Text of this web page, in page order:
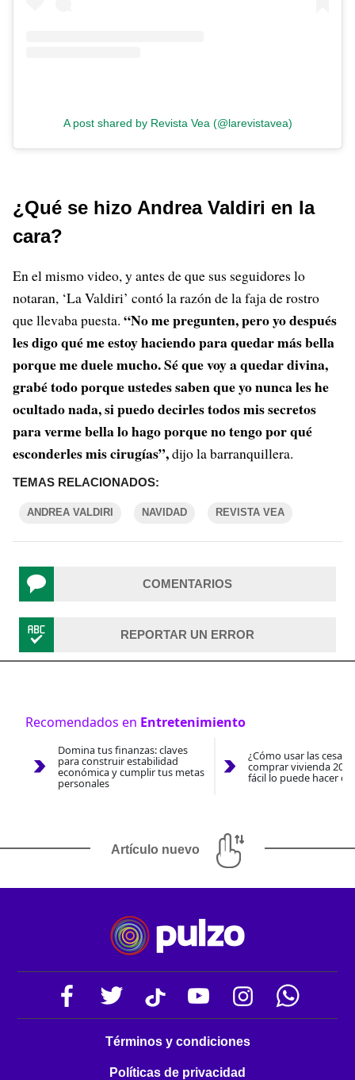
A post shared by Revista Vea (@larevistavea)
¿Qué se hizo Andrea Valdiri en la
cara?
En el mismo video, y antes de que sus seguidores lo
notaran, ‘La Valdiri’ contó la razón de la faja de rostro
que llevaba puesta. “No me pregunten, pero yo después
les digo qué me estoy haciendo para quedar más bella
porque me duele mucho. Sé que voy a quedar divina,
grabé todo porque ustedes saben que yo nunca les he
ocultado nada, si puedo decirles todos mis secretos
para verme bella lo hago porque no tengo por qué
esconderles mis cirugías”,dijo la barranquillera.
TEMAS RELACIONADOS:
ANDREA VALDIRI NAVIDAD REVISTA VEA
COMENTARIOS
REPORTAR UN ERROR
Recomendados en Entretenimiento
Domina tus finanzas: claves
para construir estabilidad
económica y cumplir tus metas
personales
¿Cómo usar las
comprar vivienda
fácil lo puede hacer
Artículo nuevo
Términos y condiciones
Políticas de privacidad